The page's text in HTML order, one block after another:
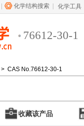
化学结构搜索 化学工具
76612-30-1
> CAS No.76612-30-1
收藏该产品